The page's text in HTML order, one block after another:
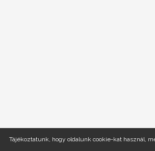
Tájékoztatunk, hogy oldalunk cookie-kat használ,